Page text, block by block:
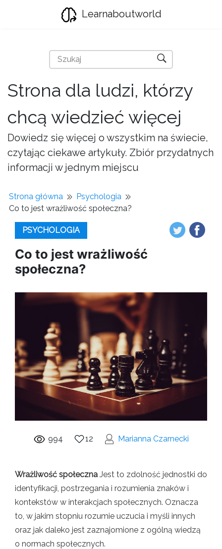
Learnaboutworld
Strona dla ludzi, którzy
chcą wiedzieć więcej
Dowiedz się więcej o wszystkim na świecie,
czytając ciekawe artykuły. Zbiór przydatnych
informacji w jednym miejscu
Strona główna
Psychologia
Co to jest wrażliwość społeczna?
PSYCHOLOGIA
Co to jest wrażliwość
społeczna?
994 12 Marianna Czarnecki
Wrażliwość społeczna Jest to zdolność jednostki do
identyfikacji, postrzegania i rozumienia znaków i
kontekstów w interakcjach społecznych. Oznacza
to, w jakim stopniu rozumie uczucia i myśli innych
oraz jak daleko jest zaznajomione z ogólną wiedzą
o normach społecznych.